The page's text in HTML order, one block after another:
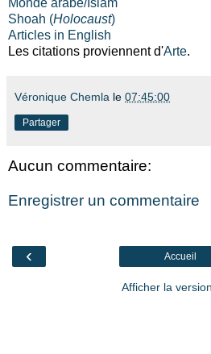
Shoah (Holocaust)
Articles in English
Les citations proviennent d'Arte.
Véronique Chemla le 07:45:00
Partager
Aucun commentaire:
Enregistrer un commentaire
‹ Accueil
Afficher la